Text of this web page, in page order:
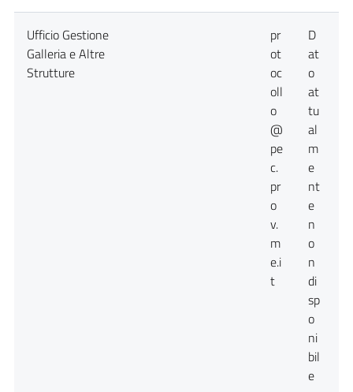
Ufficio Gestione
Galleria e Altre
Strutture
pr
ot
oc
oll
o
@
pe
c.
pr
o
v.
m
e.i
t
D
at
o
at
tu
al
m
e
nt
e
n
o
n
di
sp
o
ni
bil
e